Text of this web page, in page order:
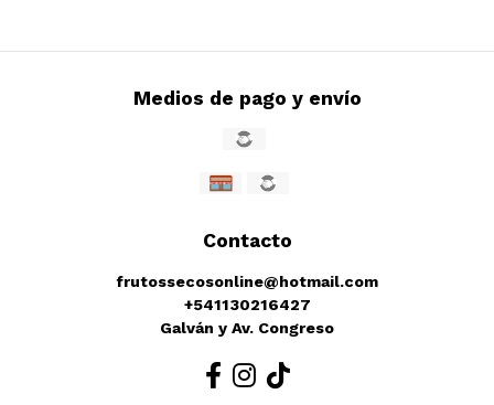
Medios de pago y envío
Contacto
frutossecosonline@hotmail.com
+541130216427
Galván y Av. Congreso